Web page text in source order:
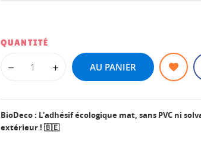
QUANTITÉ
AU PANIER
BioDeco : L'adhésif écologique mat, sans PVC ni
extérieur ! 🇧🇪